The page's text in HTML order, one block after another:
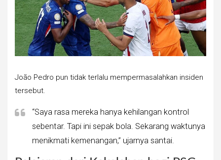
João Pedro pun tidak terlalu mempermasalahkan insiden
tersebut.
“Saya rasa mereka hanya kehilangan kontrol
sebentar. Tapi ini sepak bola. Sekarang waktunya
menikmati kemenangan,” ujarnya santai.